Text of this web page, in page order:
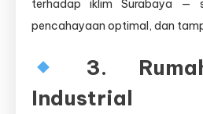
terhadap iklim Surabaya —
pencahayaan optimal, dan
3.
Industrial